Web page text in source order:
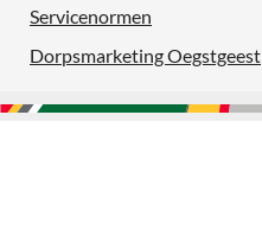
Servicenormen
Dorpsmarketing Oegstgeest